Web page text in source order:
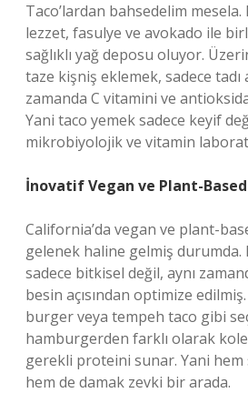
Taco’lardan bahsedelim
lezzet, fasulye ve avokado ile
sağlıklı yağ deposu oluyor.
taze kişniş eklemek, sadece tadı
zamanda C vitamini ve
Yani taco yemek sadece keyif
mikrobiyolojik ve vitamin
İnovatif Vegan ve Plant-
California’da vegan ve plant-
gelenek haline gelmiş
sadece bitkisel değil, aynı
besin açısından optimize
burger veya tempeh taco gibi
hamburgerden farklı olarak
gerekli proteini sunar. Yani hem
hem de damak zevki bir arada.